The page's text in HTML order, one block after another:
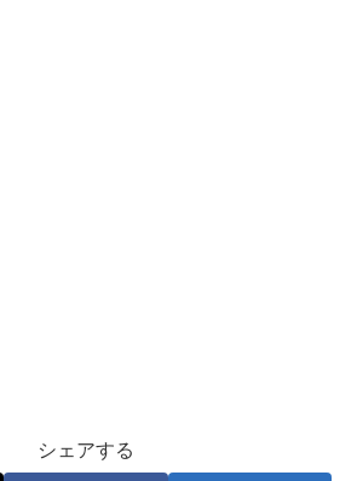
シェアする